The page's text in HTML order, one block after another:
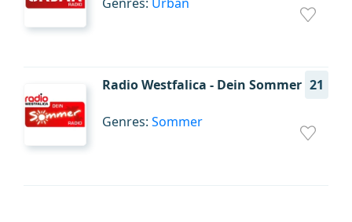
Radio Westfalica - Dein Sommer 21
Genres: Sommer